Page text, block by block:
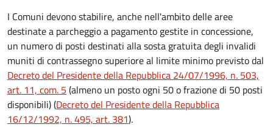
I Comuni devono stabilire, anche nell'ambito delle aree
destinate a parcheggio a pagamento gestite in concessione,
un numero di posti destinati alla sosta gratuita degli invalidi
muniti di contrassegno superiore al limite minimo previsto dal
Decreto del Presidente della Repubblica 24/07/1996, n. 503,
art. 11, com. 5 (almeno un posto ogni 50 o frazione di 50 posti
disponibili) (Decreto del Presidente della Repubblica
16/12/1992, n. 495, art. 381).